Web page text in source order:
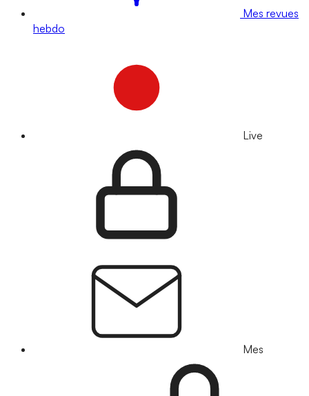
Mes revues
hebdo
Live
Mes